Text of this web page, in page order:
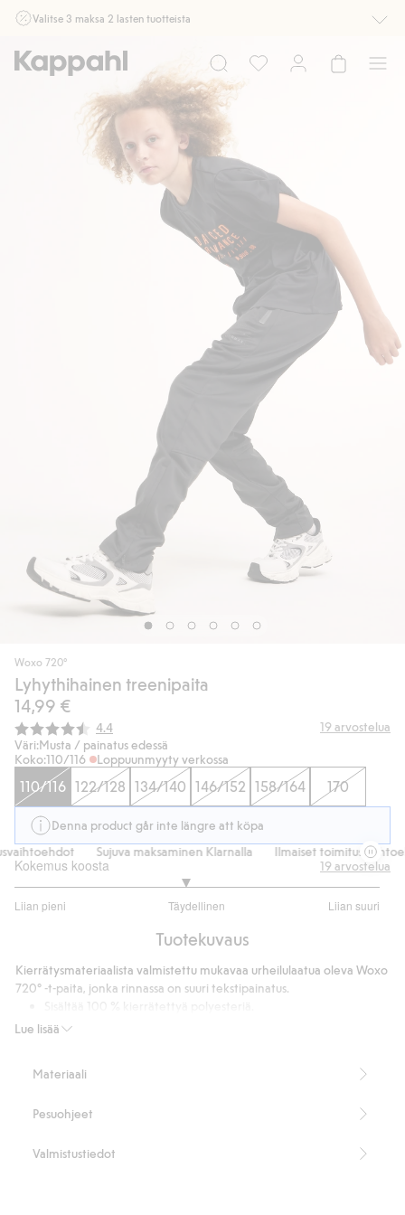
Valitse 3 maksa 2 lasten tuotteista
myymälässä ja verkossa. Ei voi yhdistää muihin alennuksiin tai tarjouksiin.
Osta nyt
Woxo 720°
Lyhythihainen treenipaita
14,99 €
Keskimääräinen luokitus:
4.4 19 arvostelua
Väri:Musta / painatus edessä
Koko:110/116 Loppuunmyyty verkossa
110/116 122/128 134/140 146/152 158/164 170
Denna product går inte längre att köpa
Sujuva maksaminen Klarnalla Ilmaiset
Kokemus koosta
Liian pieni Täydellinen Liian suuri
/
ääneen
19 arvostelua
Tuotekuvaus
Lue lisää
Kierrätysmateriaalista valmistettu mukavaa urheilulaatua oleva Woxo
720° -t-paita, jonka rinnassa on suuri tekstipainatus.
Sisältää 100 % kierrätettyä polyesteriä.
Materiaali
Pesuohjeet
Valmistustiedot